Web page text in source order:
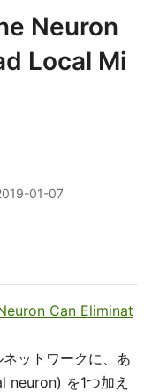
Neuron
Local Mi
01-07
Can Eliminat
ットワークに、あ
neuron) を1つ加え